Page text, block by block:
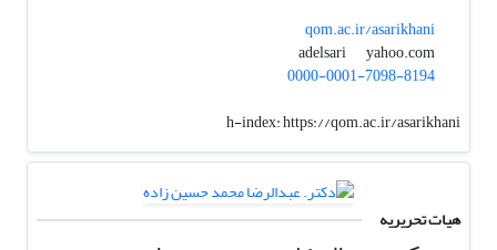
qom.ac.ir/asarikhani
adelsari
yahoo.com
0000-0001-7098-8194
h-index:https://qom.ac.ir/asarikhani
هیات تحریریه